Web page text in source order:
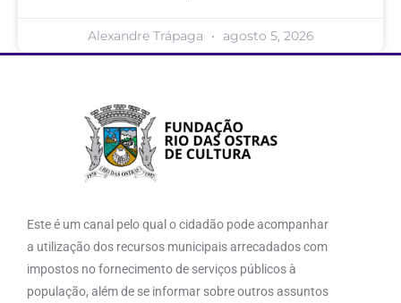
Alexandre Trápaga agosto 5, 2026
Este é um canal pelo qual o cidadão pode acompanhar
a utilização dos recursos municipais arrecadados com
impostos no fornecimento de serviços públicos à
população, além de se informar sobre outros assuntos